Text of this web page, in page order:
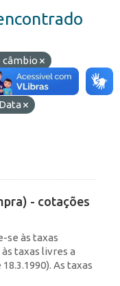
câmbio
diárias
- cotações
se às taxas
taxas livres a
As taxas